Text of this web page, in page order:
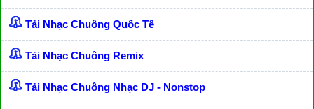
Tải Nhạc Chuông Quốc Tế
Tải Nhạc Chuông Remix
Tải Nhạc Chuông Nhạc DJ - Nonstop